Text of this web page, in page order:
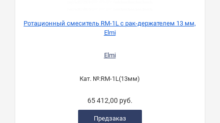
Ротационный смеситель RM-1L с рак-держателем 13 мм,
Elmi
Elmi
Кат. №:RM-1L(13мм)
65 412,00 руб.
Предзаказ